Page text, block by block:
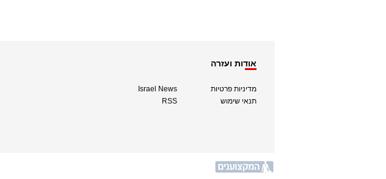
אודות ועזרה
מדיניות פרטיות
תנאי שימוש
Israel News
RSS